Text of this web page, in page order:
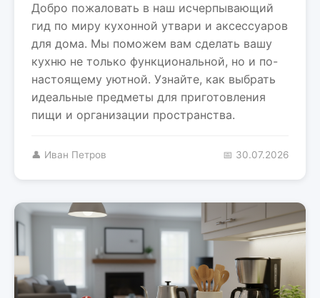
Добро пожаловать в наш исчерпывающий
гид по миру кухонной утвари и аксессуаров
для дома. Мы поможем вам сделать вашу
кухню не только функциональной, но и по-
настоящему уютной. Узнайте, как выбрать
идеальные предметы для приготовления
пищи и организации пространства.
👤 Иван Петров 📅 30.07.2026